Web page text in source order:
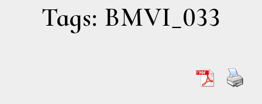
Tags: BMVI_033